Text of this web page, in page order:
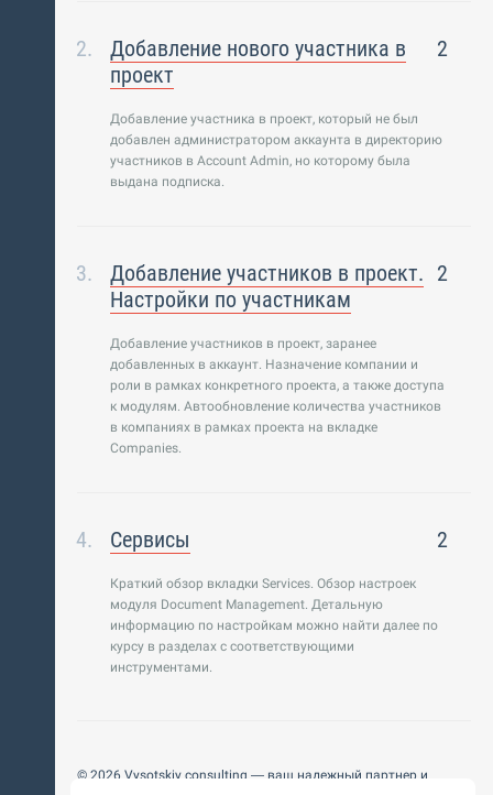
Добавление нового участника в
проект
2
Добавление участника в проект, который не был
добавлен администратором аккаунта в директорию
участников в Account Admin, но которому была
выдана подписка.
Добавление участников в проект.
Настройки по участникам
2
Добавление участников в проект, заранее
добавленных в аккаунт. Назначение компании и
роли в рамках конкретного проекта, а также доступа
к модулям. Автообновление количества участников
в компаниях в рамках проекта на вкладке
Companies.
Сервисы 2
Краткий обзор вкладки Services. Обзор настроек
модуля Document Management. Детальную
информацию по настройкам можно найти далее по
курсу в разделах с соответствующими
инструментами.
© 2026 Vysotskiy consulting — ваш надежный партнер и